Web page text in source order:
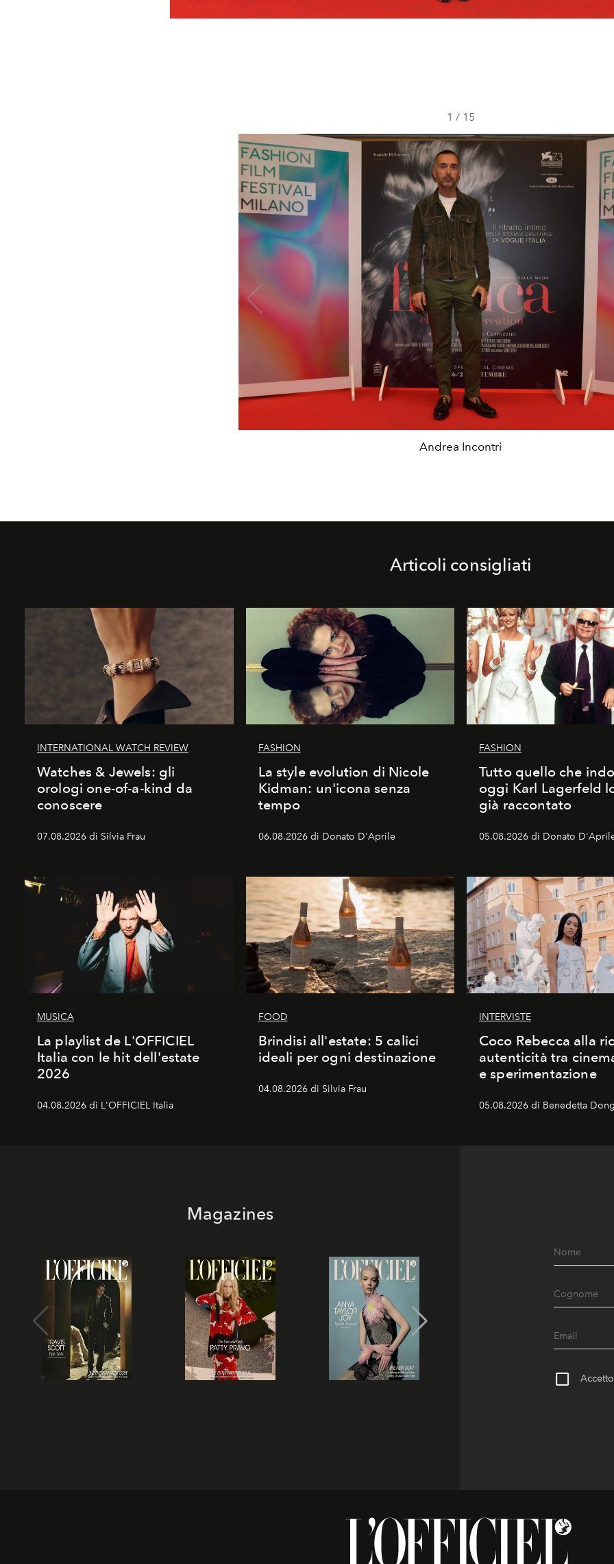
1 / 15
Andrea Incontri
Articoli consigliati
INTERNATIONAL WATCH REVIEW
Watches & Jewels: gli
orologi one-of-a-kind da
conoscere
07.08.2026 di Silvia Frau
FASHION
La style evolution di Nicole
Kidman: un'icona senza
tempo
06.08.2026 di Donato D'Aprile
FASHION
Tutto quello che
oggi Karl Lagerfeld
già raccontato
05.08.2026 di Donato
MUSICA
La playlist de L'OFFICIEL
Italia con le hit dell'estate
2026
04.08.2026 di L'OFFICIEL Italia
FOOD
Brindisi all'estate: 5 calici
ideali per ogni destinazione
04.08.2026 di Silvia Frau
INTERVISTE
Coco Rebecca alla
autenticità tra
e sperimentazione
05.08.2026 di Benedetta
Magazines